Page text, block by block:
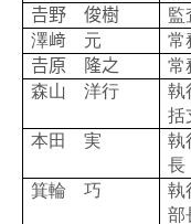
𠮷野 俊樹
監
澤﨑 元
常
𠮷原 隆之
常
森山 洋行
執
括
本田 実
執
長
箕輪 巧
執
部